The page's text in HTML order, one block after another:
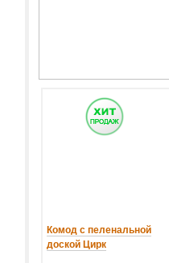
Комод с пеленальной
доской Цирк